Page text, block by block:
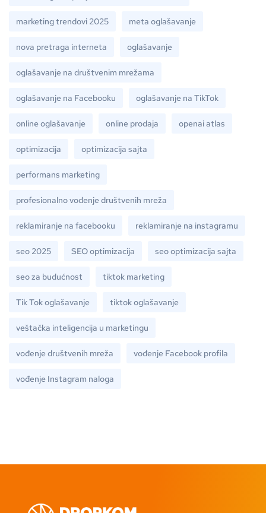
marketing trendovi 2025 meta oglašavanje
nova pretraga interneta oglašavanje
oglašavanje na društvenim mrežama
oglašavanje na Facebooku oglašavanje na TikTok
online oglašavanje online prodaja openai atlas
optimizacija optimizacija sajta
performans marketing
profesionalno vođenje društvenih mreža
reklamiranje na facebooku reklamiranje na instagramu
seo 2025 SEO optimizacija seo optimizacija sajta
seo za budućnost tiktok marketing
Tik Tok oglašavanje tiktok oglašavanje
veštačka inteligencija u marketingu
vođenje društvenih mreža vođenje Facebook profila
vođenje Instagram naloga